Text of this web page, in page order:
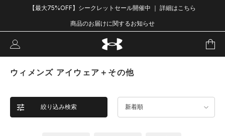
【最大75%OFF】シークレットセール開催中 ｜ 詳細はこちら
商品のお届けに関するお知らせ
ウィメンズ アイウェア＋その他
絞り込み検索 新着順